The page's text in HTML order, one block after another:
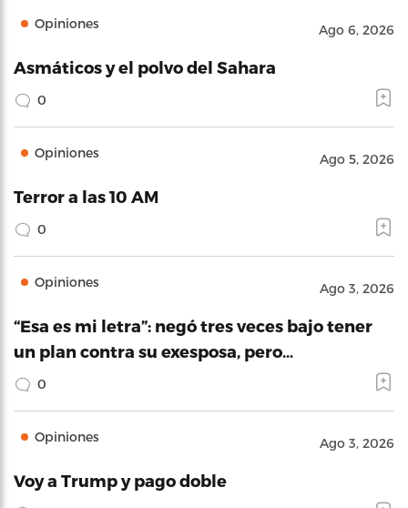
Opiniones Ago 6, 2026
Asmáticos y el polvo del Sahara
0
Opiniones Ago 5, 2026
Terror a las 10 AM
0
Opiniones Ago 3, 2026
“Esa es mi letra”: negó tres veces bajo tener
un plan contra su exesposa, pero…
0
Opiniones Ago 3, 2026
Voy a Trump y pago doble